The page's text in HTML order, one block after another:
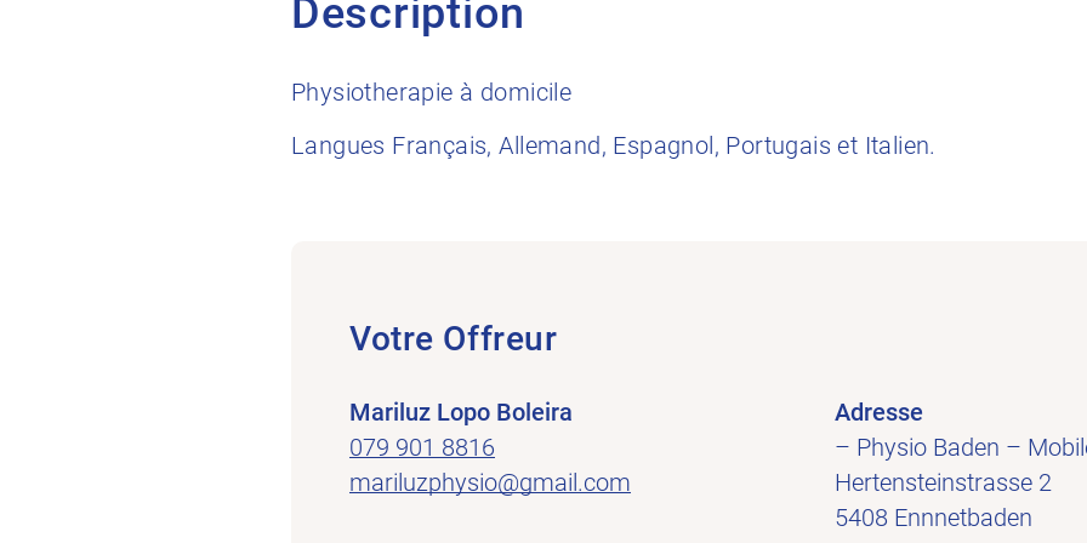
Description
Physiotherapie à domicile
Langues Français, Allemand, Espagnol, Portugais et Italien.
Votre Offreur
Mariluz Lopo Boleira
079 901 8816
mariluzphysio@gmail.com
Adresse
– Physio Baden –
Hertensteinstrasse 2
5408 Ennnetbaden